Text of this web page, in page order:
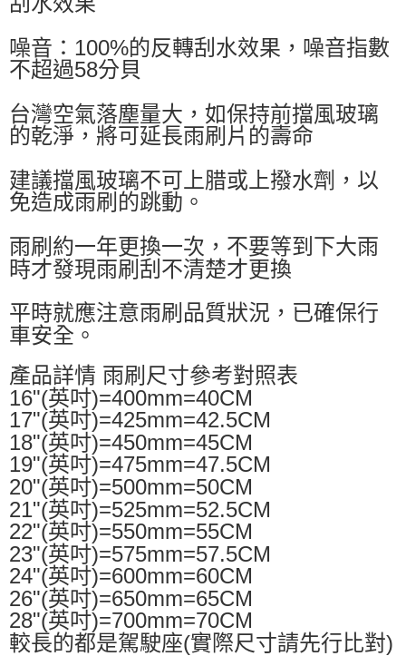
噪音：100%的反轉刮水效果，噪音指數
不超過58分貝
台灣空氣落塵量大，如保持前擋風玻璃
的乾淨，將可延長雨刷片的壽命
建議擋風玻璃不可上腊或上撥水劑，以
免造成雨刷的跳動。
雨刷約一年更換一次，不要等到下大雨
時才發現雨刷刮不清楚才更換
平時就應注意雨刷品質狀況，已確保行
車安全。
產品詳情 雨刷尺寸參考對照表
16"(英吋)=400mm=40CM
17"(英吋)=425mm=42.5CM
18"(英吋)=450mm=45CM
19"(英吋)=475mm=47.5CM
20"(英吋)=500mm=50CM
21"(英吋)=525mm=52.5CM
22"(英吋)=550mm=55CM
23"(英吋)=575mm=57.5CM
24"(英吋)=600mm=60CM
26"(英吋)=650mm=65CM
28"(英吋)=700mm=70CM
較長的都是駕駛座(實際尺寸請先行比對)